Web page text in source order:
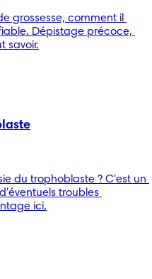
grossesse, comment il
Dépistage précoce,
savoir.
du trophoblaste ? C'est un
troubles
ici.